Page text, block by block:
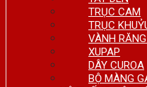
TRỤC CAM
TRỤC
VÀNH
XUPAP
DÂY CUROA
BỘ MÀNG